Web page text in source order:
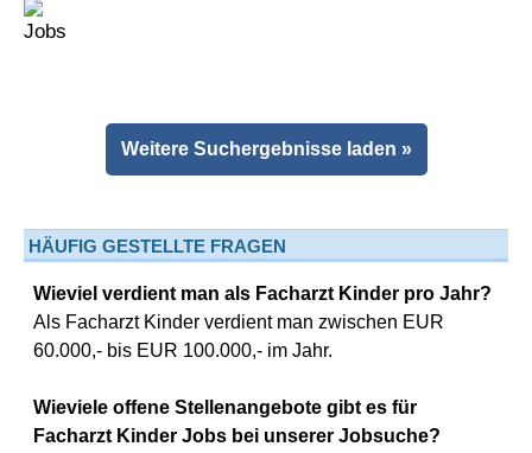
Weitere Suchergebnisse laden »
HÄUFIG GESTELLTE FRAGEN
Wieviel verdient man als Facharzt Kinder pro Jahr?
Als Facharzt Kinder verdient man zwischen EUR
60.000,- bis EUR 100.000,- im Jahr.
Wieviele offene Stellenangebote gibt es für
Facharzt Kinder Jobs bei unserer Jobsuche?